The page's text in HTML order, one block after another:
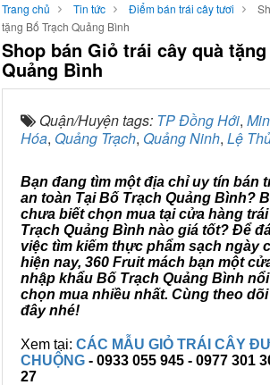
Trang chủ Tin tức Điểm bán trái cây tươi
tặng Bố Trạch Quảng Bình
Shop bán Giỏ trái cây quà
Quảng Bình
Quận/Huyện tags: TP Đồng Hới,
Hóa, Quảng Trạch, Quảng Ninh, Lệ
Bạn đang tìm một địa chỉ uy tín bán
an toàn Tại Bố Trạch Quảng Bình?
chưa biết chọn mua tại cửa hàng
Trạch Quảng Bình nào giá tốt? Để
việc tìm kiếm thực phẩm sạch ngày
hiện nay, 360 Fruit mách bạn một
nhập khẩu Bố Trạch Quảng Bình
chọn mua nhiều nhất. Cùng theo
đây nhé!
Xem tại: CÁC MẪU GIỎ TRÁI CÂY
CHUỘNG - 0933 055 945 - 0977 301
27